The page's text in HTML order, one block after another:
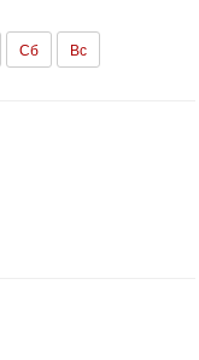
Сб Вс